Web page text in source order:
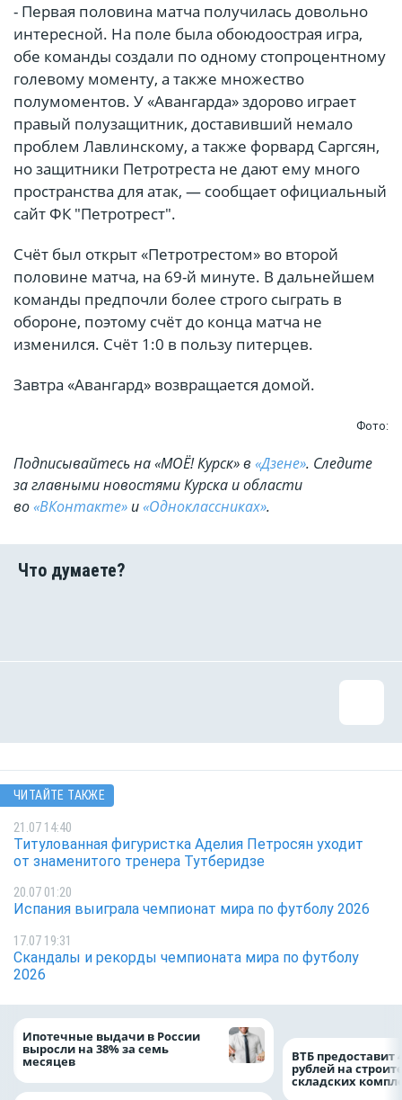
- Первая половина матча получилась довольно
интересной. На поле была обоюдоострая игра,
обе команды создали по одному стопроцентному
голевому моменту, а также множество
полумоментов. У «Авангарда» здорово играет
правый полузащитник, доставивший немало
проблем Лавлинскому, а также форвард Саргсян,
но защитники Петротреста не дают ему много
пространства для атак, — сообщает официальный
сайт ФК "Петротрест".
Счёт был открыт «Петротрестом» во второй
половине матча, на 69-й минуте. В дальнейшем
команды предпочли более строго сыграть в
обороне, поэтому счёт до конца матча не
изменился. Счёт 1:0 в пользу питерцев.
Завтра «Авангард» возвращается домой.
Фото:
Подписывайтесь на «МОЁ! Курск» в «Дзене». Cледите
за главными новостями Курска и области
во«ВКонтакте» и«Одноклассниках».
ЧИТАЙТЕ ТАКЖЕ
21.07 14:40
Титулованная фигуристка Аделия Петросян уходит
от знаменитого тренера Тутберидзе
20.07 01:20
Испания выиграла чемпионат мира по футболу 2026
17.07 19:31
Скандалы и рекорды чемпионата мира по футболу
2026
Ипотечные выдачи в России
выросли на 38% за семь
месяцев ВТБ предоставит
рублей на
складских